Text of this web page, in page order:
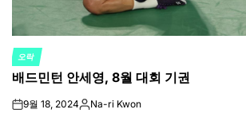
POSTED
IN
오락
배드민턴 안세영, 8월 대회 기권
on9월 18, 2024Posted
Na-ri Kwon